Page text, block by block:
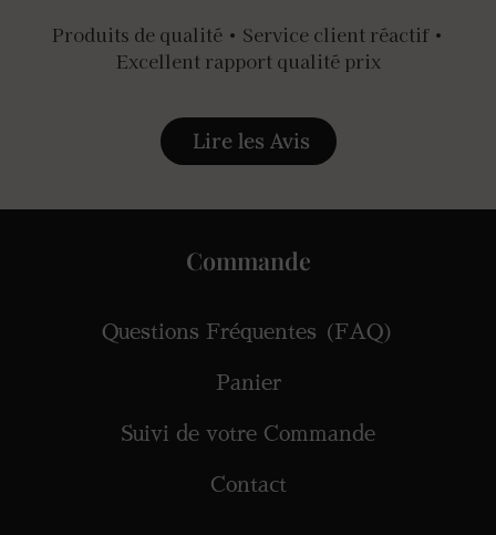
Produits de qualité • Service client réactif •
Excellent rapport qualité prix
Lire les Avis
Commande
Questions Fréquentes (FAQ)
Panier
Suivi de votre Commande
Contact